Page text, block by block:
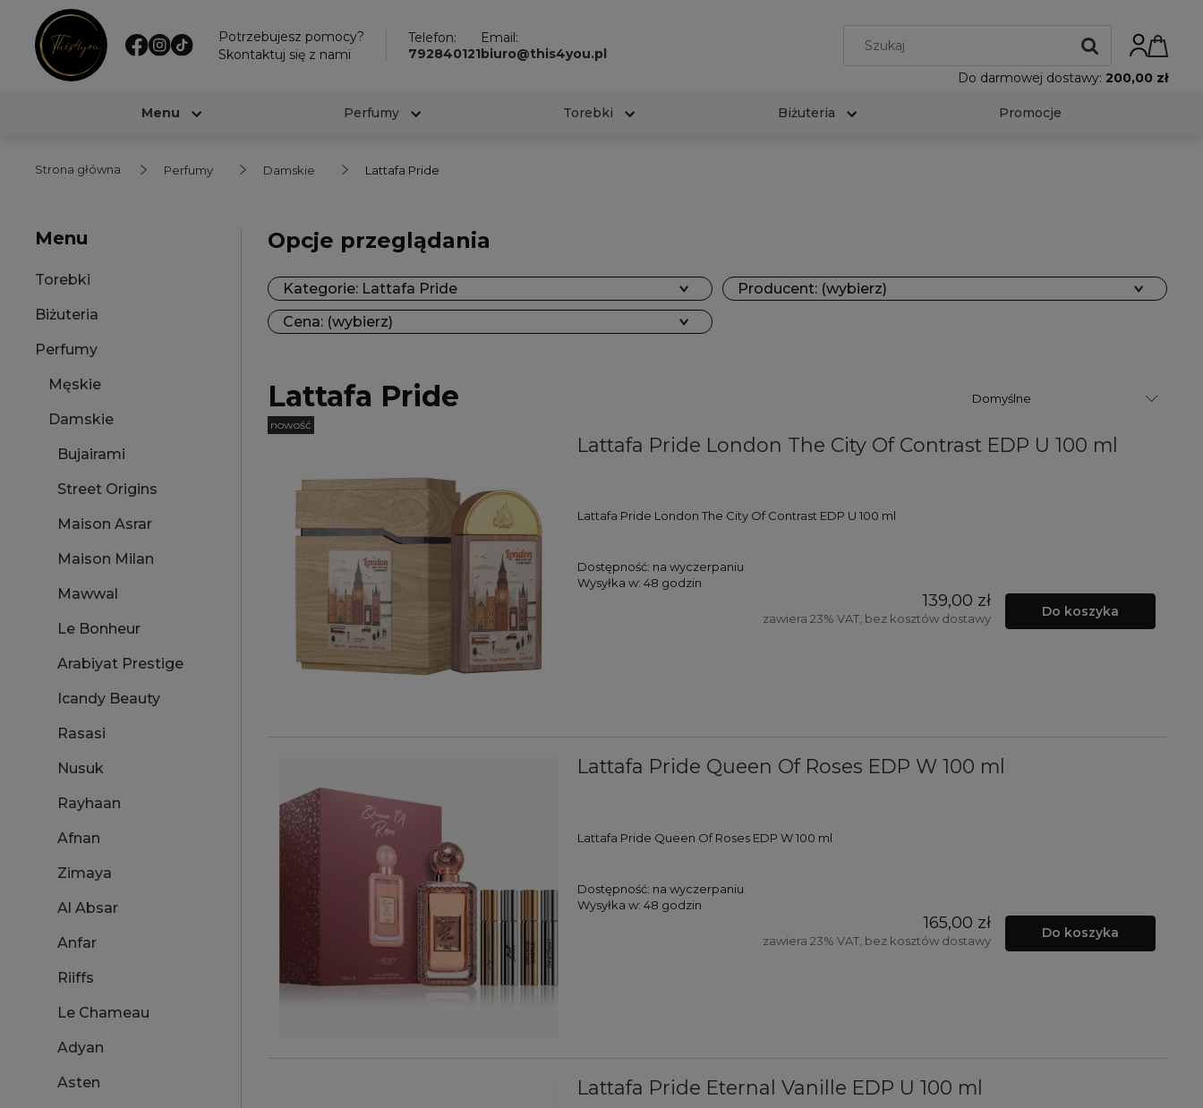
Potrzebujesz pomocy?
Skontaktuj się z nami
Telefon:
792840121
Email:
biuro@this4you.pl
Do darmowej dostawy: 200,00 zł
Menu Perfumy Torebki Biżuteria Promocje
Strona główna Perfumy Damskie Lattafa Pride
Menu
Torebki
Biżuteria
Perfumy
Męskie
Damskie
Bujairami
Street Origins
Maison Asrar
Maison Milan
Mawwal
Le Bonheur
Arabiyat Prestige
Icandy Beauty
Rasasi
Nusuk
Rayhaan
Afnan
Zimaya
Al Absar
Anfar
Riiffs
Le Chameau
Adyan
Asten
Opcje przeglądania
Kategorie: Lattafa Pride
Producent: (wybierz)
Cena: (wybierz)
Lattafa Pride
Lattafa Pride London The City Of Contrast EDP U 100 ml
Lattafa Pride London The City Of Contrast EDP U 100 ml
Dostępność: na wyczerpaniu
Wysyłka w: 48 godzin
139,00 zł
zawiera 23% VAT, bez kosztów dostawy Do koszyka
nowość
Lattafa Pride Queen Of Roses EDP W 100 ml
Lattafa Pride Queen Of Roses EDP W 100 ml
Dostępność: na wyczerpaniu
Wysyłka w: 48 godzin
165,00 zł
zawiera 23% VAT, bez kosztów dostawy Do koszyka
Lattafa Pride Eternal Vanille EDP U 100 ml